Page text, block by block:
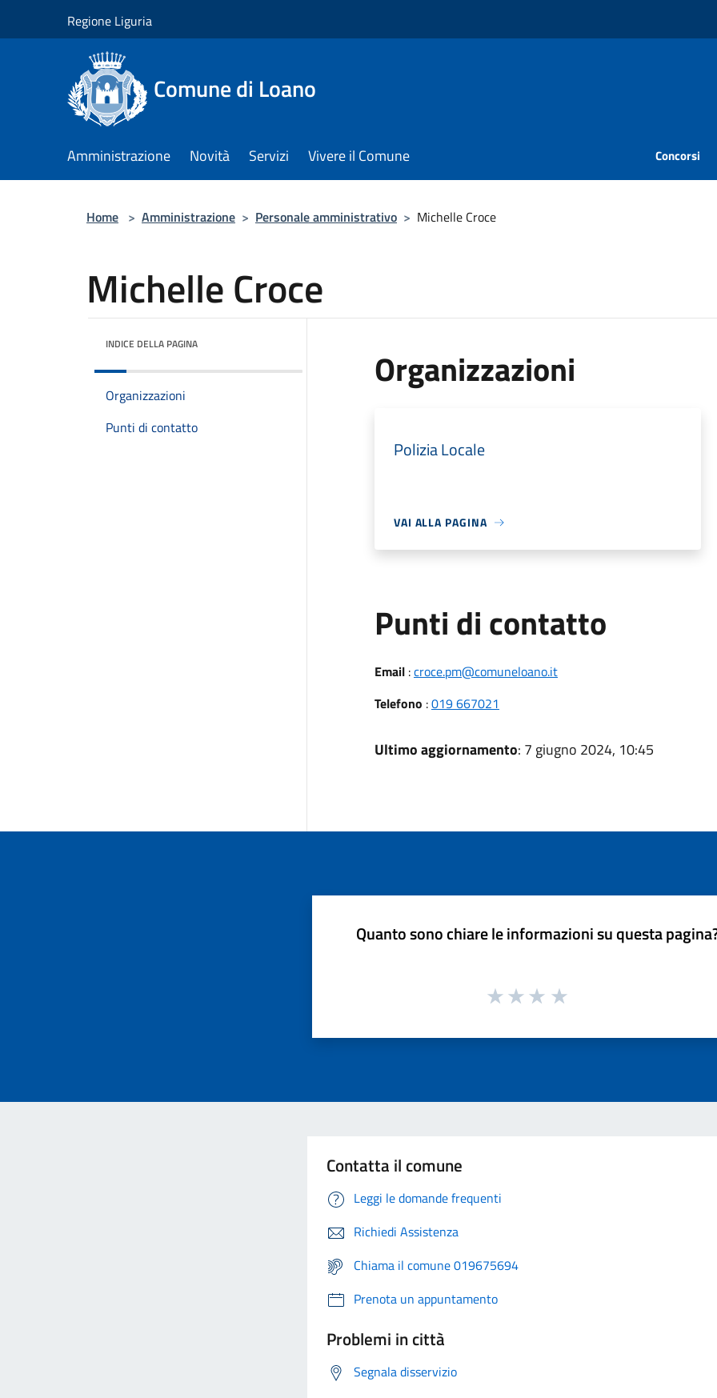
Regione Liguria
Comune di Loano
Amministrazione Novità Servizi Vivere il Comune Concorsi
Home > Amministrazione > Personale amministrativo > Michelle Croce
Michelle Croce
INDICE DELLA PAGINA
Organizzazioni
Punti di contatto
Organizzazioni
Polizia Locale
VAI ALLA PAGINA
Punti di contatto
Email:croce.pm@comuneloano.it
Telefono :019 667021
Ultimo aggiornamento: 7 giugno 2024, 10:45
Quanto sono chiare le informazioni su questa
Contatta il comune
Leggi le domande frequenti
Richiedi Assistenza
Chiama il comune 019675694
Prenota un appuntamento
Problemi in città
Segnala disservizio